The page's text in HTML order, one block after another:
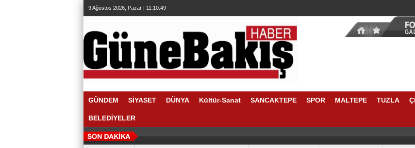
9 Ağustos 2026, Pazar | 11:10:49
GÜNDEM SİYASET DÜNYA Kültür-Sanat SANCAKTEPE SPOR MALTEPE TUZLA
BELEDİYELER